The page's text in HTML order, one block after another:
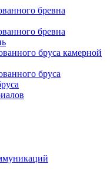
бревна
бревна
бруса камерной
бруса